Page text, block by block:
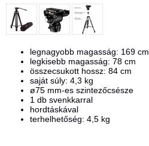
legnagyobb magasság: 169 cm
legkisebb magasság: 78 cm
összecsukott hossz: 84 cm
saját súly: 4,3 kg
ø75 mm-es szintezőcsésze
1 db svenkkarral
hordtáskával
terhelhetőség: 4,5 kg